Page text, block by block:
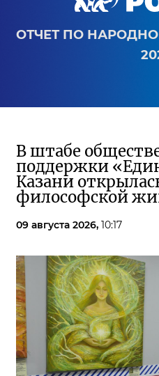
ОТЧЕТ ПО
В штабе
поддержки
Казани
философской
09 августа 2026, 10:17